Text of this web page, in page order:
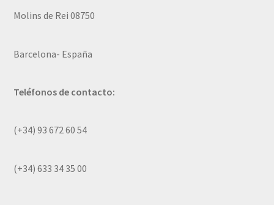
Molins de Rei 08750
Barcelona- España
Teléfonos de contacto:
(+34) 93 672 60 54
(+34) 633 34 35 00